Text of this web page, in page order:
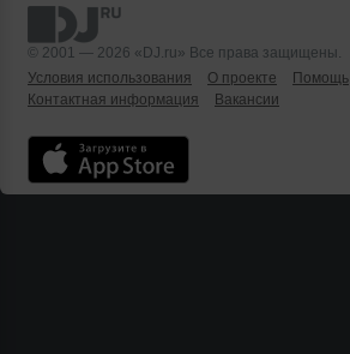
© 2001 — 2026 «DJ.ru» Все права защищены.
Условия использования
О проекте Помощь
Контактная информация
Вакансии